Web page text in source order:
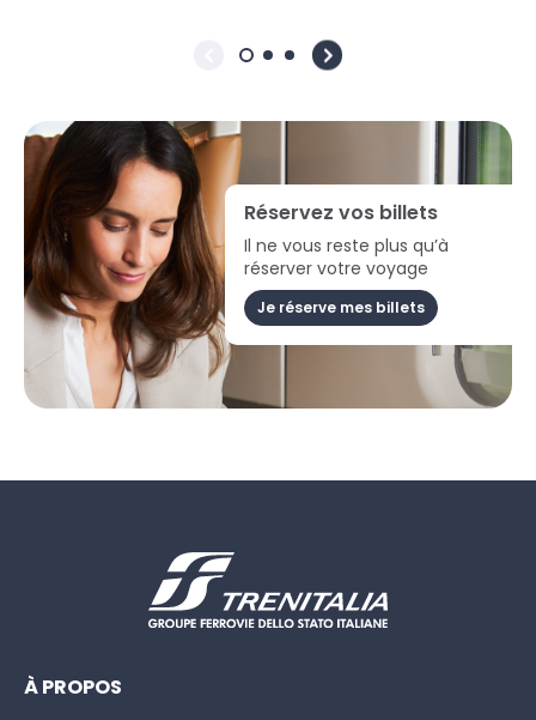
Réservez vos billets
Il ne vous reste plus qu’à
réserver votre voyage
Je réserve mes billets
À PROPOS